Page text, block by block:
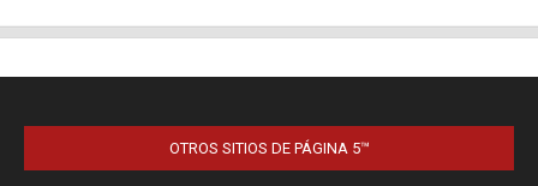
OTROS SITIOS DE PÁGINA 5™